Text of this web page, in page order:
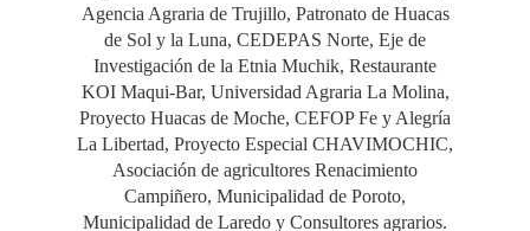
Agencia Agraria de Trujillo, Patronato de Huacas
de Sol y la Luna, CEDEPAS Norte, Eje de
Investigación de la Etnia Muchik, Restaurante
KOI Maqui-Bar, Universidad Agraria La Molina,
Proyecto Huacas de Moche, CEFOP Fe y Alegría
La Libertad, Proyecto Especial CHAVIMOCHIC,
Asociación de agricultores Renacimiento
Campiñero, Municipalidad de Poroto,
Municipalidad de Laredo y Consultores agrarios.